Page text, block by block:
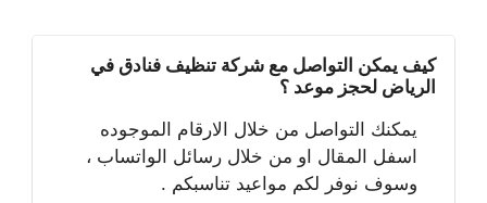
كيف يمكن التواصل مع شركة تنظيف فنادق في
الرياض لحجز موعد ؟
يمكنك التواصل من خلال الارقام الموجوده
اسفل المقال او من خلال رسائل الواتساب ،
وسوف نوفر لكم مواعيد تناسبكم .